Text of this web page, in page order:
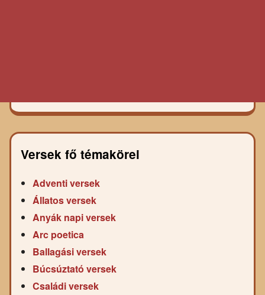
Versek fő témakörei
Adventi versek
Állatos versek
Anyák napi versek
Arc poetica
Ballagási versek
Búcsúztató versek
Családi versek